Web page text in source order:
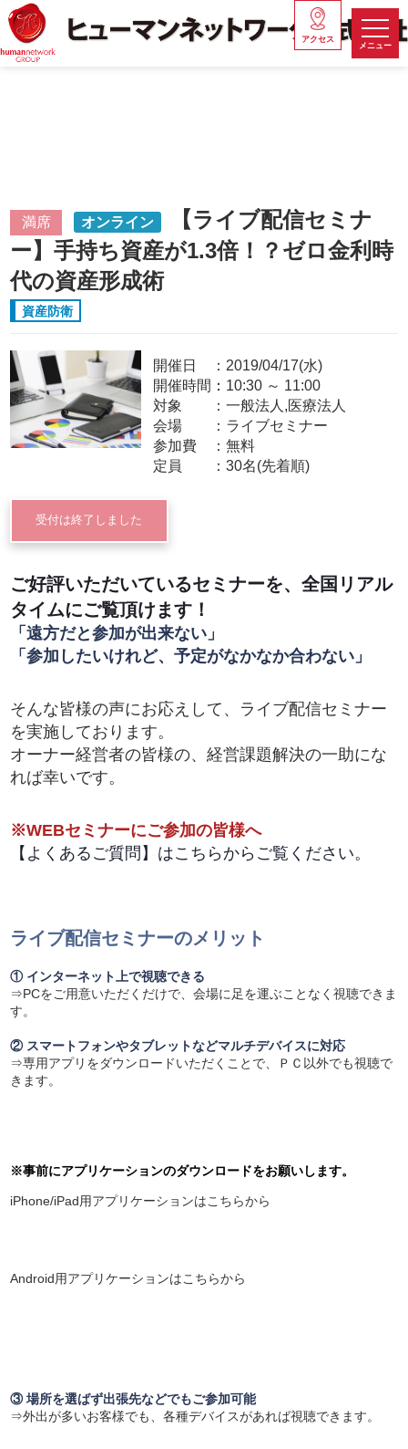
メニュー
アクセス
満席 オンライン
【ライブ配信セミナ
ー】手持ち資産が1.3倍！？ゼロ金利時
代の資産形成術
資産防衛
開催日
2019/04/17(水)
開催時間： 10:30～ 11:00
対象
一般法人,医療法人
会場
ライブセミナー
参加費
無料
定員
30名(先着順)
受付は終了しました
ご好評いただいているセミナーを、全国リアル
タイムにご覧頂けます！
「遠方だと参加が出来ない」
「参加したいけれど、予定がなかなか合わない」
そんな皆様の声にお応えして、ライブ配信セミナー
を実施しております。
オーナー経営者の皆様の、経営課題解決の一助にな
れば幸いです。
※WEBセミナーにご参加の皆様へ
【よくあるご質問】はこちらからご覧ください。
ライブ配信セミナーのメリット
① インターネット上で視聴できる
⇒PCをご用意いただくだけで、会場に足を運ぶことなく視聴できま
す。
② スマートフォンやタブレットなどマルチデバイスに対応
⇒専用アプリをダウンロードいただくことで、ＰＣ以外でも視聴で
きます。
※事前にアプリケーションのダウンロードをお願いします。
iPhone/iPad用アプリケーションはこちらから
Android用アプリケーションはこちらから
③ 場所を選ばず出張先などでもご参加可能
⇒外出が多いお客様でも、各種デバイスがあれば視聴できます。